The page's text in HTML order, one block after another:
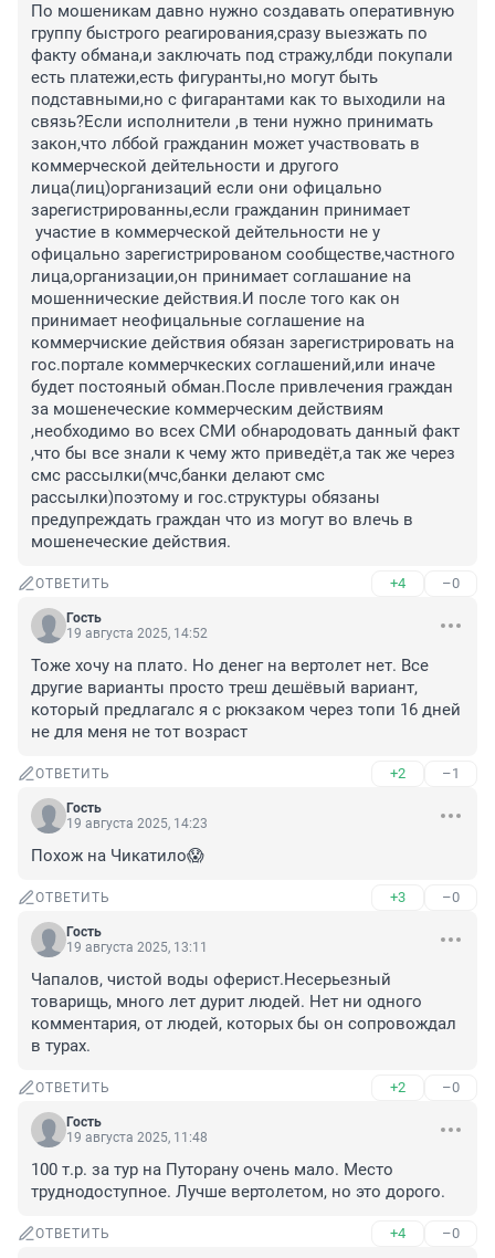
По мошеникам давно нужно создавать оперативную
группу быстрого реагирования,сразу выезжать по
факту обмана,и заключать под стражу,лбди покупали
есть платежи,есть фигуранты,но могут быть
подставными,но с фигарантами как то выходили на
связь?Если исполнители ,в тени нужно принимать
закон,что лббой гражданин может участвовать в
коммерческой дейтельности и другого
лица(лиц)организаций если они офицально
зарегистрированны,если гражданин принимает
участие в коммерческой дейтельности не у
офицально зарегистрированом сообществе,частного
лица,организации,он принимает соглашание на
мошеннические действия.И после того как он
принимает неофицальные соглашение на
коммерчиские действия обязан зарегистрировать на
гос.портале коммерчкеских соглашений,или иначе
будет постояный обман.После привлечения граждан
за мошенеческие коммерческим действиям
,необходимо во всех СМИ обнародовать данный факт
,что бы все знали к чему жто приведёт,а так же через
смс рассылки(мчс,банки делают смс
рассылки)поэтому и гос.структуры обязаны
предупреждать граждан что из могут во влечь в
мошенеческие действия.
ОТВЕТИТЬ +4 –0
Гость
19 августа 2025, 14:52
Тоже хочу на плато. Но денег на вертолет нет. Все
другие варианты просто треш дешёвый вариант,
который предлагалс я с рюкзаком через топи 16 дней
не для меня не тот возраст
ОТВЕТИТЬ +2 –1
Гость
19 августа 2025, 14:23
Похож на Чикатило😱
ОТВЕТИТЬ +3 –0
Гость
19 августа 2025, 13:11
Чапалов, чистой воды оферист.Несерьезный
товарищь, много лет дурит людей. Нет ни одного
комментария, от людей, которых бы он сопровождал
в турах.
ОТВЕТИТЬ +2 –0
Гость
19 августа 2025, 11:48
100 т.р. за тур на Путорану очень мало. Место
труднодоступное. Лучше вертолетом, но это дорого.
ОТВЕТИТЬ +4 –0